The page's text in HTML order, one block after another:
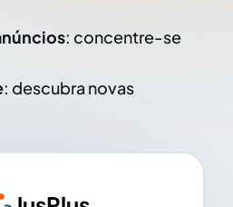
: concentre-se
: descubra novas